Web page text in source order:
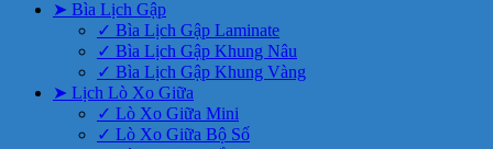
➤ Bìa Lịch Gập
✓ Bìa Lịch Gập Laminate
✓ Bìa Lịch Gập Khung Nâu
✓ Bìa Lịch Gập Khung Vàng
➤ Lịch Lò Xo Giữa
✓ Lò Xo Giữa Mini
✓ Lò Xo Giữa Bộ Số